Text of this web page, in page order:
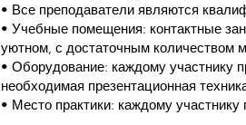
• Все преподаватели являются
• Учебные помещения: контактные
уютном, с достаточным количеством
• Оборудование: каждому участнику
необходимая презентационная
• Место практики: каждому участнику